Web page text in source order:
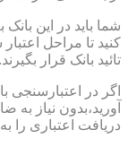
کنید تا مراحل
تائید بانک قرار بگیرند.
آورید،بدون نیاز
دریافت اعتباری را